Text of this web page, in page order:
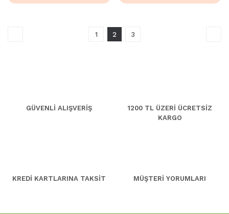
1 2 3
GÜVENLİ ALIŞVERİŞ
1200 TL ÜZERİ ÜCRETSİZ
KARGO
KREDİ KARTLARINA TAKSİT MÜŞTERİ YORUMLARI